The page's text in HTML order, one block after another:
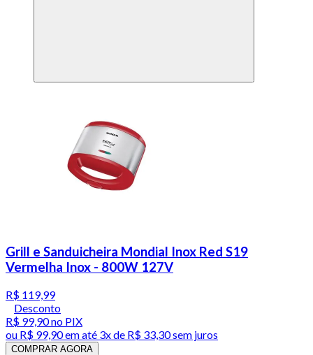
Grill e Sanduicheira Mondial Inox Red S19
Vermelha Inox - 800W 127V
R$ 119,99
Desconto
R$ 99,90no PIX
ou R$ 99,90em até 3x de R$ 33,30 sem juros
COMPRAR AGORA